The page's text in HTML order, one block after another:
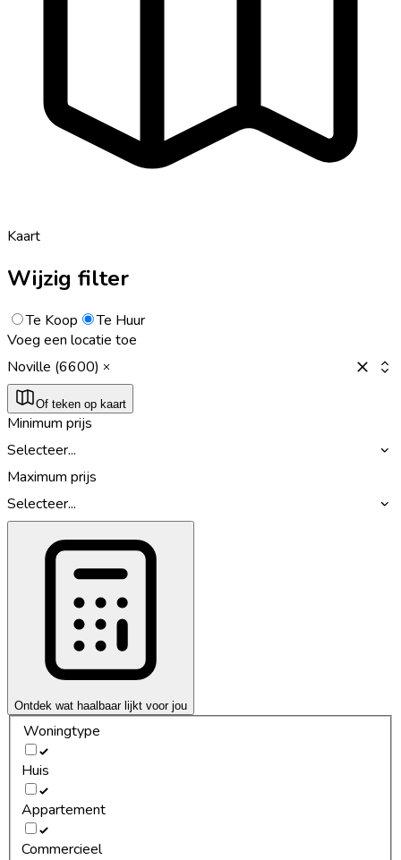
Kaart
Wijzig filter
Te Koop
Te Huur
Voeg een locatie toe
Noville (6600)
Of teken op kaart
Minimum prijs
Selecteer...
Maximum prijs
Selecteer...
Ontdek wat haalbaar lijkt voor jou
Woningtype
Huis
Appartement
Commercieel